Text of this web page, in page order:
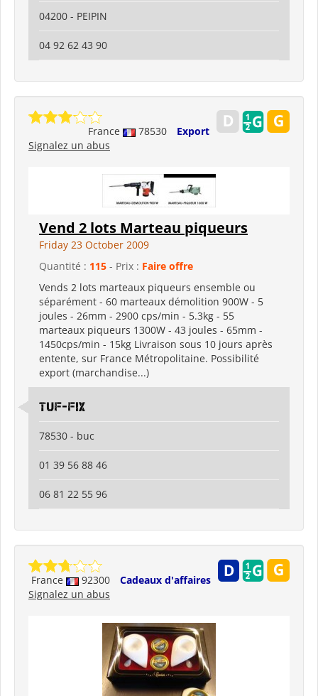
04200 - PEIPIN
04 92 62 43 90
France 78530
Export
Signalez un abus
Vend 2 lots Marteau piqueurs
Friday 23 October 2009
Quantité : 115 - Prix : Faire offre
Vends 2 lots marteaux piqueurs ensemble ou
séparément - 60 marteaux démolition 900W - 5
joules - 26mm - 2900 cps/min - 5.3kg - 55
marteaux piqueurs 1300W - 43 joules - 65mm -
1450cps/min - 15kg Livraison sous 10 jours après
entente, sur France Métropolitaine. Possibilité
export (marchandise...)
TUF-FIX
78530 - buc
01 39 56 88 46
06 81 22 55 96
France 92300
Cadeaux d'affaires
Signalez un abus